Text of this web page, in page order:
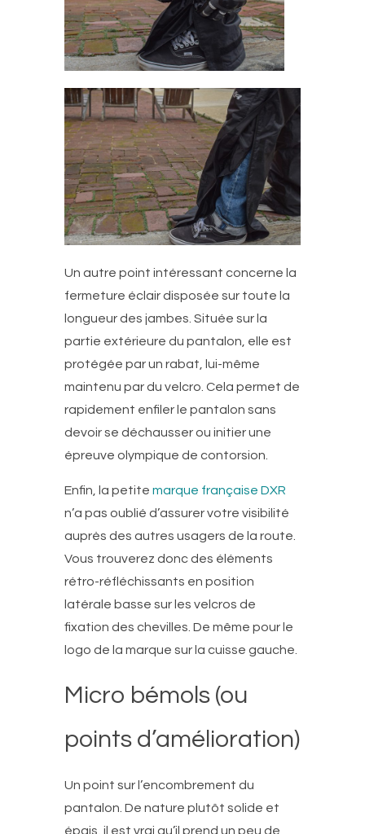
Un autre point intéressant concerne la
fermeture éclair disposée sur toute la
longueur des jambes. Située sur la
partie extérieure du pantalon, elle est
protégée par un rabat, lui-même
maintenu par du velcro. Cela permet de
rapidement enfiler le pantalon sans
devoir se déchausser ou initier une
épreuve olympique de contorsion.
Enfin, la petite marque française DXR
n’a pas oublié d’assurer votre visibilité
auprès des autres usagers de la route.
Vous trouverez donc des éléments
rétro-réfléchissants en position
latérale basse sur les velcros de
fixation des chevilles. De même pour le
logo de la marque sur la cuisse gauche.
Micro bémols (ou
points d’amélioration)
Un point sur l’encombrement du
pantalon. De nature plutôt solide et
épais, il est vrai qu’il prend un peu de